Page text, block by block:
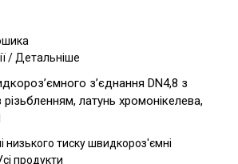
Цей
має
кілька
Параметри
можна
/Детальніше
з’єднання DN4,8 з
латунь хромонікелева,
низького тиску швидкороз'ємні
продукти